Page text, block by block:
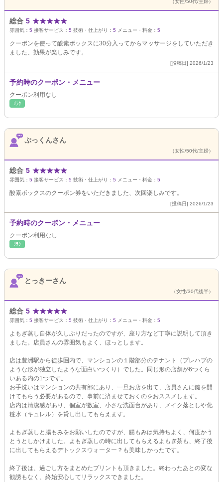
（女性/50代/主婦）
総合 5 ★★★★★
雰囲気： 5 接客サービス： 5 技術・仕上がり： 5 メニュー・料金： 5
クーポンを使って酸素ボックスに30分入ってからマッサージをしていただき
ました、効果が楽しみです。
[投稿日] 2026/1/23
予約時のクーポン・メニュー
クーポン利用なし
ﾘﾗｸ
ぷっくんさん
（女性/50代/主婦）
総合 5 ★★★★★
雰囲気： 5 接客サービス： 5 技術・仕上がり： 5 メニュー・料金： 5
酸素ボックスのクーポン券をいただきました、次回楽しみです。
[投稿日] 2026/1/23
予約時のクーポン・メニュー
クーポン利用なし
ﾘﾗｸ
とっきーさん
（女性/30代後半）
総合 5 ★★★★★
雰囲気： 5 接客サービス： 5 技術・仕上がり： 5 メニュー・料金： 5
よもぎ蒸し自体が久しぶりだったのですが、座り方など丁寧に説明して頂き
ました。店員さんの雰囲気もよく、ほっとします。
店は豊洲駅から徒歩圏内で、マンションの１階部分のテナント（プレハブの
ような形が独立したような面白いつくり）でした。同じ形の店舗が6つくら
いある内の1つです。
お手洗いはマンションの共有部にあり、一旦お店を出て、店員さんに鍵を開
けてもらう必要があるので、事前に済ませておくのをおススメします。
店内は清潔感があり、個室が数室、小さな洗面台があり、メイク落としや化
粧水（キュレル）を貸し出してもらえます。
よもぎ蒸しと腸もみをお願いしたのですが、腸もみは気持ちよく、何度かう
とうとしかけました。よもぎ蒸しの時に出してもらえるよもぎ茶も、終了後
に出してもらえるデトックスウォーター？も美味しかったです。
終了後は、過ごし方をまとめたプリントも頂きました。終わったあとの変な
勧誘もなく、終始安心してリラックスできました。